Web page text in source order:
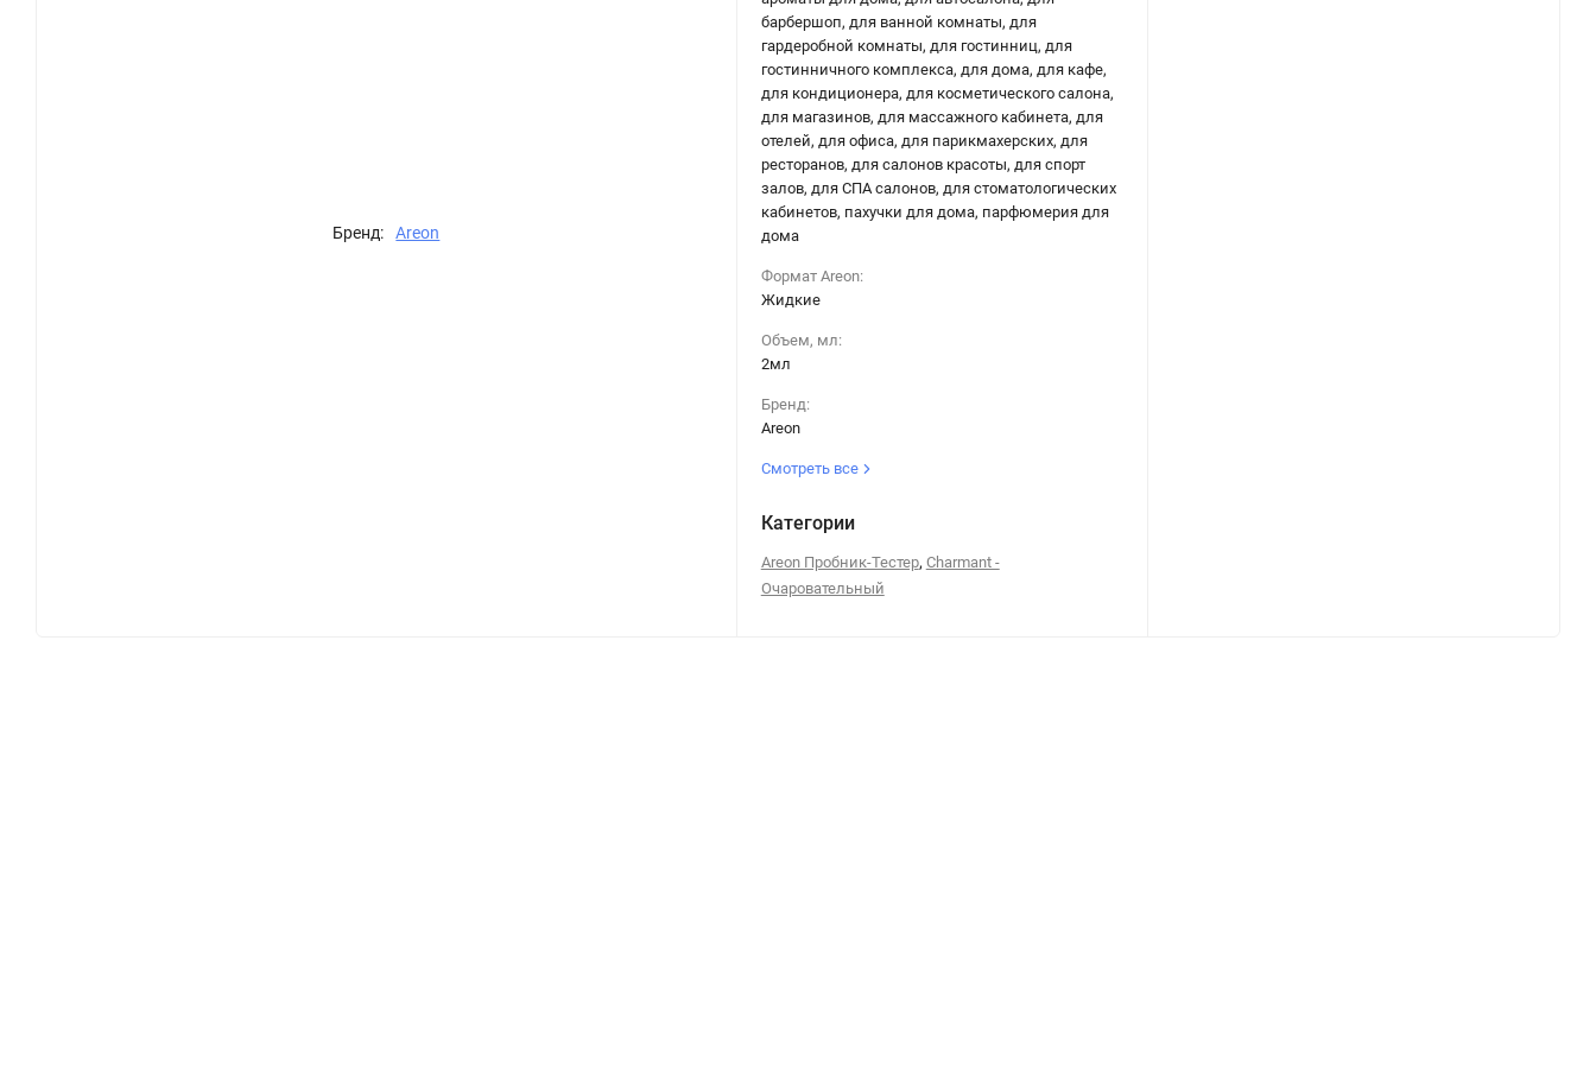
Бренд: Areon
барбершоп, для ванной комнаты, для
гардеробной комнаты, для гостинниц, для
гостинничного комплекса, для дома, для кафе,
для кондиционера, для косметического салона,
для магазинов, для массажного кабинета, для
отелей, для офиса, для парикмахерских, для
ресторанов, для салонов красоты, для спорт
залов, для СПА салонов, для стоматологических
кабинетов, пахучки для дома, парфюмерия для
дома
Формат Areon:
Жидкие
Объем, мл:
2мл
Бренд:
Areon
Смотреть все
Категории
Areon Пробник-Тестер, Charmant -
Очаровательный